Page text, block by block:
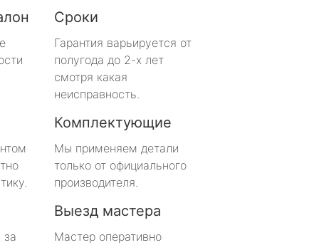
Сроки
Гарантия варьируется от
полугода до 2-х лет
смотря какая
неисправность.
Комплектующие
Мы применяем детали
только от официального
производителя.
за
Выезд мастера
Мастер оперативно